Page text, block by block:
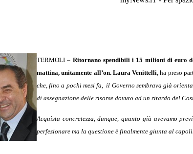
TERMOLI – Ritornano spendibili i 15 milioni di euro
mattina, unitamente all’on. Laura Venittelli, ha preso
che, fino a pochi mesi fa, il Governo sembrava già
di assegnazione delle risorse dovuto ad un ritardo del
Acquista concretezza, dunque, quanto già avevamo
perfezionare ma la questione è finalmente giunta al